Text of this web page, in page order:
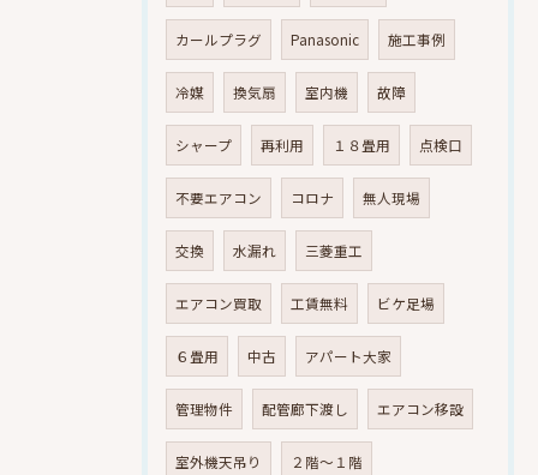
カールプラグ Panasonic 施工事例
冷媒 換気扇 室内機 故障
シャープ 再利用 １８畳用 点検口
不要エアコン コロナ 無人現場
交換 水漏れ 三菱重工
エアコン買取 工賃無料 ビケ足場
６畳用 中古 アパート大家
管理物件 配管廊下渡し エアコン移設
室外機天吊り ２階～１階